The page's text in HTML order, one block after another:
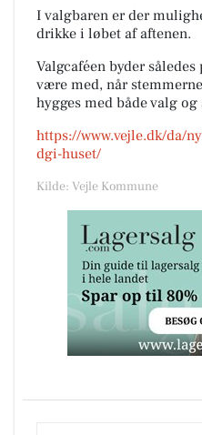
I valgbaren er der
drikke i løbet af aftenen.
Valgcaféen byder
være med, når
hygges med både valg
https://www.vejle.dk/da/
dgi-huset/
Kilde: Vejle Kommune